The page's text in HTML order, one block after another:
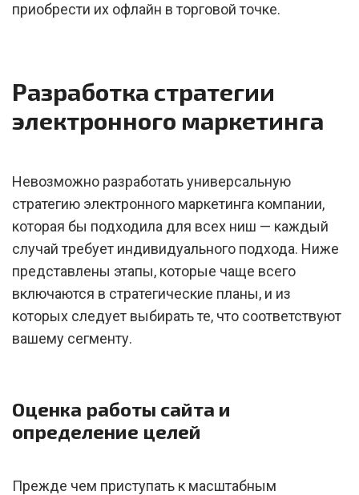
приобрести их офлайн в торговой точке.
Разработка стратегии
электронного маркетинга
Невозможно разработать универсальную
стратегию электронного маркетинга компании,
которая бы подходила для всех ниш — каждый
случай требует индивидуального подхода. Ниже
представлены этапы, которые чаще всего
включаются в стратегические планы, и из
которых следует выбирать те, что соответствуют
вашему сегменту.
Оценка работы сайта и
определение целей
Прежде чем приступать к масштабным